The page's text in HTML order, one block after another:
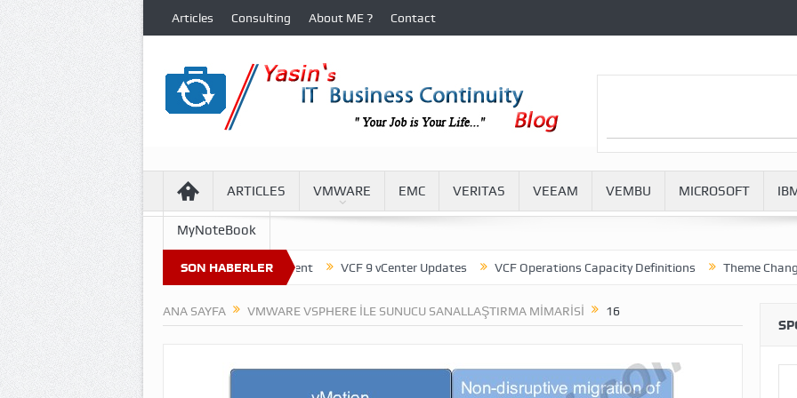
Articles Consulting About ME ? Contact
ARTICLES VMWARE EMC VERITAS VEEAM VEMBU MICROSOFT
MyNoteBook
SON HABERLER
of Virtual Machine Files in VCF 9 Environment VCF 9 vCenter Updates VCF Operations Capacity Definitions Theme Change in
ANA SAYFA VMWARE VSPHERE ILE SUNUCU SANALLAŞTIRMA MIMARISI 16